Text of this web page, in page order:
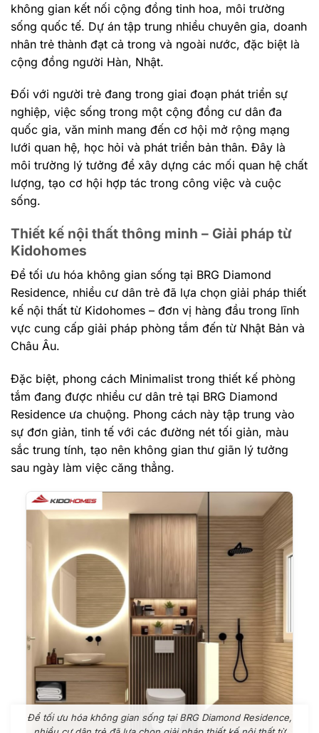
không gian kết nối cộng đồng tinh hoa, môi trường
sống quốc tế. Dự án tập trung nhiều chuyên gia, doanh
nhân trẻ thành đạt cả trong và ngoài nước, đặc biệt là
cộng đồng người Hàn, Nhật.
Đối với người trẻ đang trong giai đoạn phát triển sự
nghiệp, việc sống trong một cộng đồng cư dân đa
quốc gia, văn minh mang đến cơ hội mở rộng mạng
lưới quan hệ, học hỏi và phát triển bản thân. Đây là
môi trường lý tưởng để xây dựng các mối quan hệ chất
lượng, tạo cơ hội hợp tác trong công việc và cuộc
sống.
Thiết kế nội thất thông minh – Giải pháp từ
Kidohomes
Để tối ưu hóa không gian sống tại BRG Diamond
Residence, nhiều cư dân trẻ đã lựa chọn giải pháp thiết
kế nội thất từ Kidohomes – đơn vị hàng đầu trong lĩnh
vực cung cấp giải pháp phòng tắm đến từ Nhật Bản và
Châu Âu.
Đặc biệt, phong cách Minimalist trong thiết kế phòng
tắm đang được nhiều cư dân trẻ tại BRG Diamond
Residence ưa chuộng. Phong cách này tập trung vào
sự đơn giản, tinh tế với các đường nét tối giản, màu
sắc trung tính, tạo nên không gian thư giãn lý tưởng
sau ngày làm việc căng thẳng.
Để tối ưu hóa không gian sống tại BRG Diamond Residence,